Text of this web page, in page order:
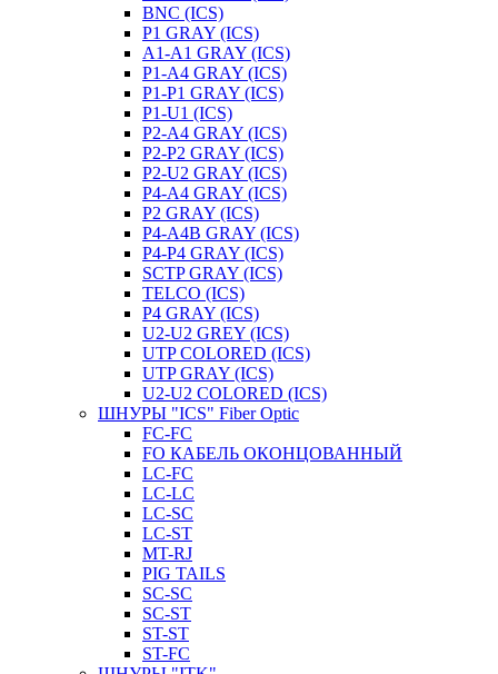
BNC (ICS)
P1 GRAY (ICS)
A1-A1 GRAY (ICS)
P1-A4 GRAY (ICS)
P1-P1 GRAY (ICS)
P1-U1 (ICS)
P2-A4 GRAY (ICS)
P2-P2 GRAY (ICS)
P2-U2 GRAY (ICS)
P4-A4 GRAY (ICS)
P2 GRAY (ICS)
P4-A4B GRAY (ICS)
P4-P4 GRAY (ICS)
SCTP GRAY (ICS)
TELCO (ICS)
P4 GRAY (ICS)
U2-U2 GREY (ICS)
UTP COLORED (ICS)
UTP GRAY (ICS)
U2-U2 COLORED (ICS)
ШНУРЫ "ICS" Fiber Optic
FC-FC
FO КАБЕЛЬ ОКОНЦОВАННЫЙ
LC-FC
LC-LC
LC-SC
LС-ST
MT-RJ
PIG TAILS
SC-SC
SC-ST
ST-ST
ST-FC